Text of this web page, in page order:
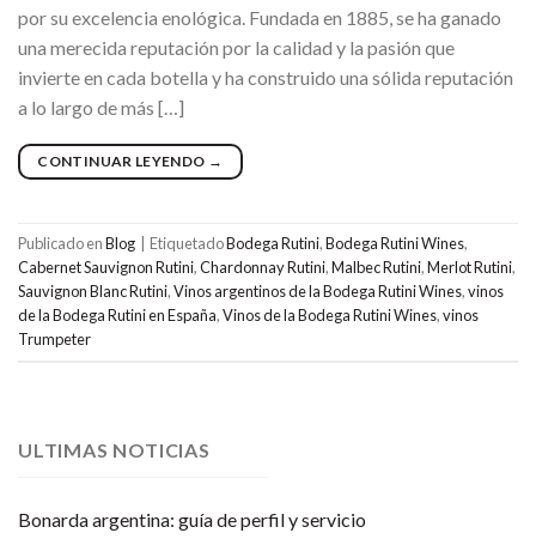
por su excelencia enológica. Fundada en 1885, se ha ganado
una merecida reputación por la calidad y la pasión que
invierte en cada botella y ha construido una sólida reputación
a lo largo de más […]
CONTINUAR LEYENDO →
Publicado enBlog EtiquetadoBodega Rutini,Bodega Rutini Wines,
Cabernet Sauvignon Rutini,Chardonnay Rutini,Malbec Rutini,Merlot Rutini,
Sauvignon Blanc Rutini,Vinos argentinos de la Bodega Rutini Wines,vinos
de la Bodega Rutini en España,Vinos de la Bodega Rutini Wines,vinos
Trumpeter
ULTIMAS NOTICIAS
Bonarda argentina: guía de perfil y servicio